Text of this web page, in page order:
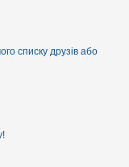
списку друзів або